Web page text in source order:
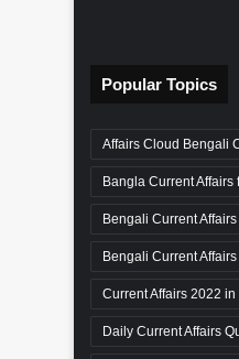
Popular Topics
Affairs Cloud Bengali
Bangla Current
Bengali Current Affairs
Bengali Current
Current Affairs 2022
Daily Current Affairs